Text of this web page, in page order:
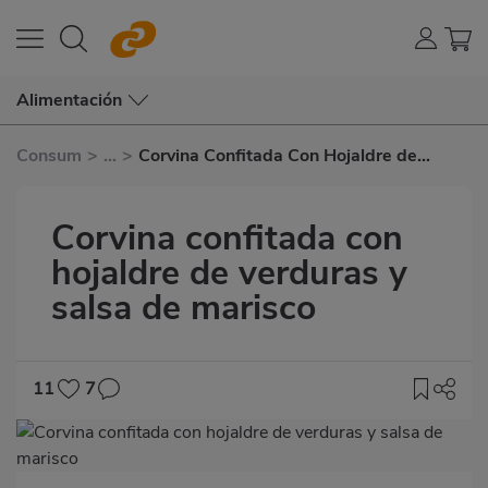
Alimentación
Consum > ... > Corvina Confitada Con Hojaldre de
Corvina confitada con
hojaldre de verduras y
salsa de marisco
11
7
Imagen
destacada